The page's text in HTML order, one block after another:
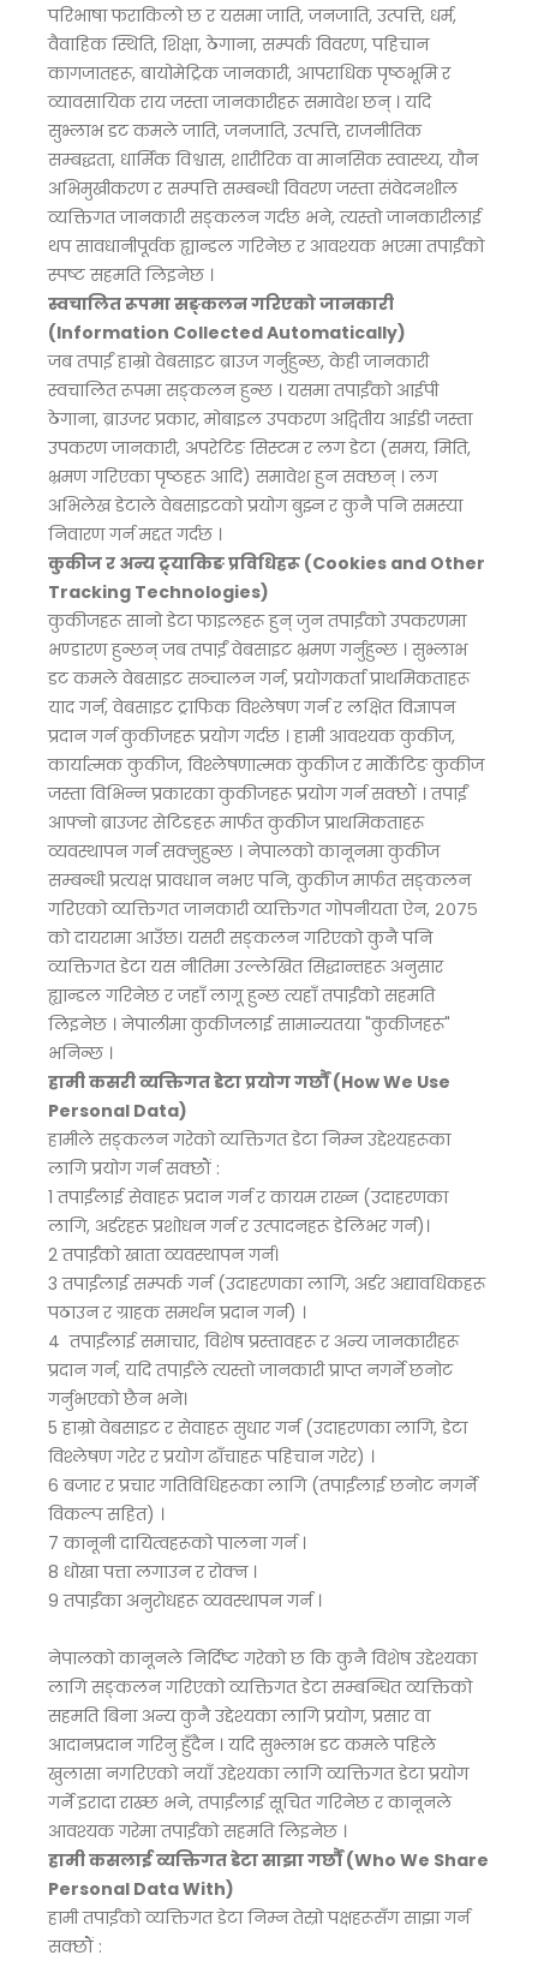
परिभाषा फराकिलो छ र यसमा जाति, जनजाति, उत्पत्ति, धर्म,
वैवाहिक स्थिति, शिक्षा, ठेगाना, सम्पर्क विवरण, पहिचान
कागजातहरू, बायोमेट्रिक जानकारी, आपराधिक पृष्ठभूमि र
व्यावसायिक राय जस्ता जानकारीहरू समावेश छन् । यदि
सुभ्लाभ डट कमले जाति, जनजाति, उत्पत्ति, राजनीतिक
सम्बद्धता, धार्मिक विश्वास, शारीरिक वा मानसिक स्वास्थ्य, यौन
अभिमुखीकरण र सम्पत्ति सम्बन्धी विवरण जस्ता संवेदनशील
व्यक्तिगत जानकारी सङ्कलन गर्दछ भने, त्यस्तो जानकारीलाई
थप सावधानीपूर्वक ह्यान्डल गरिनेछ र आवश्यक भएमा तपाईंको
स्पष्ट सहमति लिइनेछ ।
स्वचालित रूपमा सङ्कलन गरिएको जानकारी
(Information Collected Automatically)
जब तपाईं हाम्रो वेबसाइट ब्राउज गर्नुहुन्छ, केही जानकारी
स्वचालित रूपमा सङ्कलन हुन्छ । यसमा तपाईंको आईपी
ठेगाना, ब्राउजर प्रकार, मोबाइल उपकरण अद्वितीय आईडी जस्ता
उपकरण जानकारी, अपरेटिङ सिस्टम र लग डेटा (समय, मिति,
भ्रमण गरिएका पृष्ठहरू आदि) समावेश हुन सक्छन् । लग
अभिलेख डेटाले वेबसाइटको प्रयोग बुझ्न र कुनै पनि समस्या
निवारण गर्न मद्दत गर्दछ ।
कुकीज र अन्य ट्र्याकिङ प्रविधिहरू (Cookies and Other
Tracking Technologies)
कुकीजहरू सानो डेटा फाइलहरू हुन् जुन तपाईंको उपकरणमा
भण्डारण हुन्छन् जब तपाईं वेबसाइट भ्रमण गर्नुहुन्छ । सुभ्लाभ
डट कमले वेबसाइट सञ्चालन गर्न, प्रयोगकर्ता प्राथमिकताहरू
याद गर्न, वेबसाइट ट्राफिक विश्लेषण गर्न र लक्षित विज्ञापन
प्रदान गर्न कुकीजहरू प्रयोग गर्दछ । हामी आवश्यक कुकीज,
कार्यात्मक कुकीज, विश्लेषणात्मक कुकीज र मार्केटिङ कुकीज
जस्ता विभिन्न प्रकारका कुकीजहरू प्रयोग गर्न सक्छौं । तपाईं
आफ्नो ब्राउजर सेटिङहरू मार्फत कुकीज प्राथमिकताहरू
व्यवस्थापन गर्न सक्नुहुन्छ । नेपालको कानूनमा कुकीज
सम्बन्धी प्रत्यक्ष प्रावधान नभए पनि, कुकीज मार्फत सङ्कलन
गरिएको व्यक्तिगत जानकारी व्यक्तिगत गोपनीयता ऐन, २०७५
को दायरामा आउँछ। यसरी सङ्कलन गरिएको कुनै पनि
व्यक्तिगत डेटा यस नीतिमा उल्लेखित सिद्धान्तहरू अनुसार
ह्यान्डल गरिनेछ र जहाँ लागू हुन्छ त्यहाँ तपाईंको सहमति
लिइनेछ । नेपालीमा कुकीजलाई सामान्यतया "कुकीजहरू"
भनिन्छ ।
हामी कसरी व्यक्तिगत डेटा प्रयोग गर्छौं (How We Use
Personal Data)
हामीले सङ्कलन गरेको व्यक्तिगत डेटा निम्न उद्देश्यहरूका
लागि प्रयोग गर्न सक्छौं :
1 तपाईंलाई सेवाहरू प्रदान गर्न र कायम राख्न (उदाहरणका
लागि, अर्डरहरू प्रशोधन गर्न र उत्पादनहरू डेलिभर गर्न)।
2 तपाईंको खाता व्यवस्थापन गर्न।
3 तपाईंलाई सम्पर्क गर्न (उदाहरणका लागि, अर्डर अद्यावधिकहरू
पठाउन र ग्राहक समर्थन प्रदान गर्न) ।
4 तपाईंलाई समाचार, विशेष प्रस्तावहरू र अन्य जानकारीहरू
प्रदान गर्न, यदि तपाईंले त्यस्तो जानकारी प्राप्त नगर्ने छनोट
गर्नुभएको छैन भने।
5 हाम्रो वेबसाइट र सेवाहरू सुधार गर्न (उदाहरणका लागि, डेटा
विश्लेषण गरेर र प्रयोग ढाँचाहरू पहिचान गरेर) ।
6 बजार र प्रचार गतिविधिहरूका लागि (तपाईंलाई छनोट नगर्ने
विकल्प सहित) ।
7 कानूनी दायित्वहरूको पालना गर्न ।
8 धोखा पत्ता लगाउन र रोक्न ।
9 तपाईंका अनुरोधहरू व्यवस्थापन गर्न ।
नेपालको कानूनले निर्दिष्ट गरेको छ कि कुनै विशेष उद्देश्यका
लागि सङ्कलन गरिएको व्यक्तिगत डेटा सम्बन्धित व्यक्तिको
सहमति बिना अन्य कुनै उद्देश्यका लागि प्रयोग, प्रसार वा
आदानप्रदान गरिनु हुँदैन । यदि सुभ्लाभ डट कमले पहिले
खुलासा नगरिएको नयाँ उद्देश्यका लागि व्यक्तिगत डेटा प्रयोग
गर्ने इरादा राख्छ भने, तपाईंलाई सूचित गरिनेछ र कानूनले
आवश्यक गरेमा तपाईंको सहमति लिइनेछ ।
हामी कसलाई व्यक्तिगत डेटा साझा गर्छौं (Who We Share
Personal Data With)
हामी तपाईंको व्यक्तिगत डेटा निम्न तेस्रो पक्षहरूसँग साझा गर्न
सक्छौं :